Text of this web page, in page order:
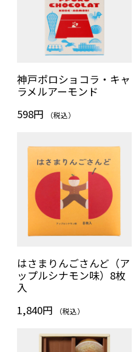
神戸ポロショコラ・キャ
ラメルアーモンド
598円
（税込）
はさまりんごさんど（ア
ップルシナモン味）8枚
入
1,840円
（税込）